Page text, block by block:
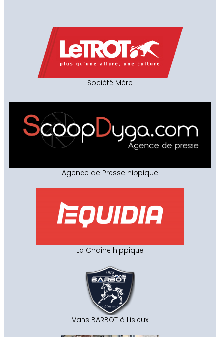
Société Mère
Agence de Presse hippique
La Chaine hippique
Vans BARBOT à Lisieux